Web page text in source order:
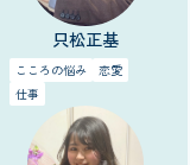
只松正基
こころの悩み
恋愛
仕事